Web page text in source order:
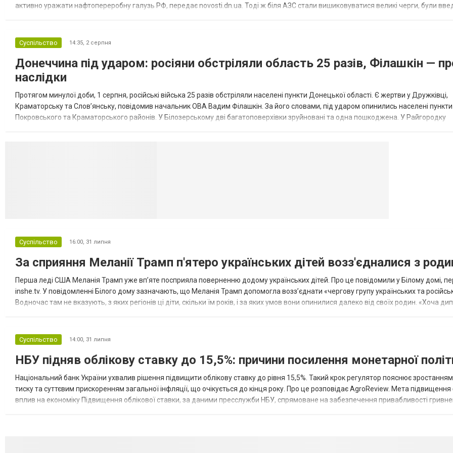
активно уражати нафтопереробну галузь РФ, передає novosti.dn.ua. Тоді ж біля АЗС стали вишиковуватися великі черги, були
Суспільство 14:35, 2 серпня
Донеччина під ударом: росіяни обстріляли область 25 разів, Філашкін —
наслідки
Протягом минулої доби, 1 серпня, російські війська 25 разів обстріляли населені пункти Донецької області. Є жертви у Дружківці,
Краматорську та Слов’янську, повідомив начальник ОВА Вадим Філашкін. За його словами, під ударом опинились населені пункти
Покровського та Краматорського районів. У Білозерському дві багатоповерхівки зруйновані та одна пошкоджена. У Райгородку
Суспільство 16:00, 31 липня
За сприяння Меланії Трамп п'ятеро українських дітей возз'єдналися з
Перша леді США Меланія Трамп уже впʼяте посприяла поверненню додому українських дітей. Про це повідомили у Білому домі,
inshe.tv. У повідомленні Білого дому зазначають, що Меланія Трамп допомогла возз’єднати «чергову групу українських та
Водночас там не вказують, з яких регіонів ці діти, скільки їм років, і за яких умов вони опинилися далеко від своїх родин. «Хоча
Суспільство 14:00, 31 липня
НБУ підняв облікову ставку до 15,5%: причини посилення монетарної
Національний банк України ухвалив рішення підвищити облікову ставку до рівня 15,5%. Такий крок регулятор пояснює
тиску та суттєвим прискоренням загальної інфляції, що очікується до кінця року. Про це розповідає AgroReview. Мета підвищення
вплив на економіку Підвищення облікової ставки, за даними пресслужби НБУ, спрямоване на забезпечення привабливості